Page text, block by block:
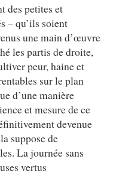
des petites et
– qu’ils soient
une main d’œuvre
les partis de droite,
peur, haine et
sur le plan
d’une manière
et mesure de ce
devenue
suppose de
La journée sans
vertus